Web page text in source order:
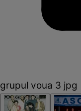
grupul voua 3 jpg